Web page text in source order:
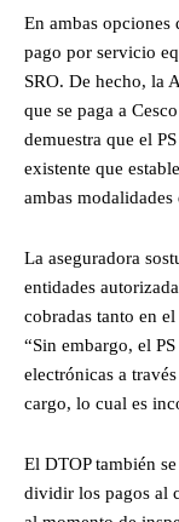
En ambas opciones
pago por servicio
SRO. De hecho, la
que se paga a
demuestra que el
existente que
ambas
La aseguradora
entidades
cobradas tanto en
“Sin embargo, el
electrónicas a
cargo, lo cual es
El DTOP también
dividir los pagos al